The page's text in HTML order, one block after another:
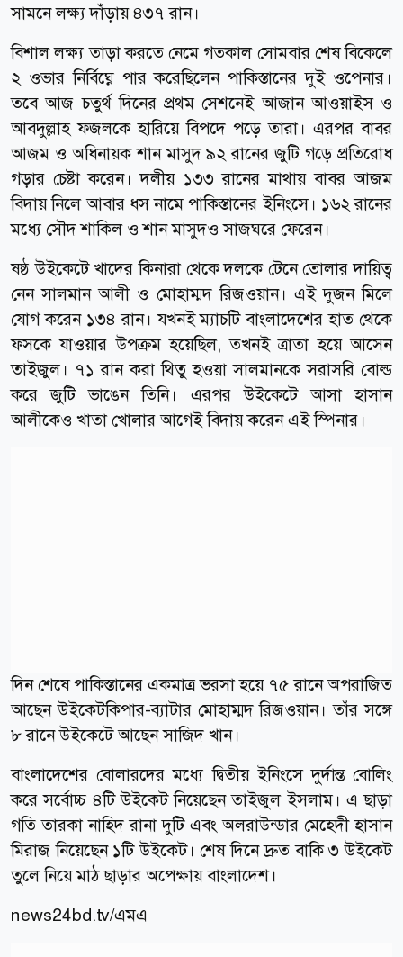
সামনে লক্ষ্য দাঁড়ায় ৪৩৭ রান।
বিশাল লক্ষ্য তাড়া করতে নেমে গতকাল সোমবার শেষ বিকেলে
২ ওভার নির্বিঘ্নে পার করেছিলেন পাকিস্তানের দুই ওপেনার।
তবে আজ চতুর্থ দিনের প্রথম সেশনেই আজান আওয়াইস ও
আবদুল্লাহ ফজলকে হারিয়ে বিপদে পড়ে তারা। এরপর বাবর
আজম ও অধিনায়ক শান মাসুদ ৯২ রানের জুটি গড়ে প্রতিরোধ
গড়ার চেষ্টা করেন। দলীয় ১৩৩ রানের মাথায় বাবর আজম
বিদায় নিলে আবার ধস নামে পাকিস্তানের ইনিংসে। ১৬২ রানের
মধ্যে সৌদ শাকিল ও শান মাসুদও সাজঘরে ফেরেন।
ষষ্ঠ উইকেটে খাদের কিনারা থেকে দলকে টেনে তোলার দায়িত্ব
নেন সালমান আলী ও মোহাম্মদ রিজওয়ান। এই দুজন মিলে
যোগ করেন ১৩৪ রান। যখনই ম্যাচটি বাংলাদেশের হাত থেকে
ফসকে যাওয়ার উপক্রম হয়েছিল, তখনই ত্রাতা হয়ে আসেন
তাইজুল। ৭১ রান করা থিতু হওয়া সালমানকে সরাসরি বোল্ড
করে জুটি ভাঙেন তিনি। এরপর উইকেটে আসা হাসান
আলীকেও খাতা খোলার আগেই বিদায় করেন এই স্পিনার।
দিন শেষে পাকিস্তানের একমাত্র ভরসা হয়ে ৭৫ রানে অপরাজিত
আছেন উইকেটকিপার-ব্যাটার মোহাম্মদ রিজওয়ান। তাঁর সঙ্গে
৮ রানে উইকেটে আছেন সাজিদ খান।
বাংলাদেশের বোলারদের মধ্যে দ্বিতীয় ইনিংসে দুর্দান্ত বোলিং
করে সর্বোচ্চ ৪টি উইকেট নিয়েছেন তাইজুল ইসলাম। এ ছাড়া
গতি তারকা নাহিদ রানা দুটি এবং অলরাউন্ডার মেহেদী হাসান
মিরাজ নিয়েছেন ১টি উইকেট। শেষ দিনে দ্রুত বাকি ৩ উইকেট
তুলে নিয়ে মাঠ ছাড়ার অপেক্ষায় বাংলাদেশ।
news24bd.tv/এমএ